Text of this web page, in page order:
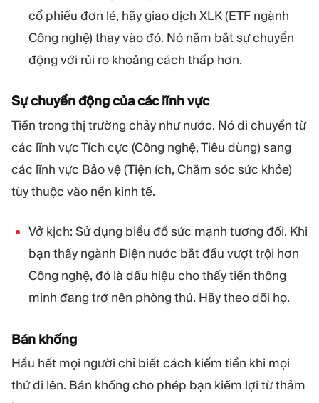
cổ phiếu đơn lẻ, hãy giao dịch XLK (ETF ngành
Công nghệ) thay vào đó. Nó nắm bắt sự chuyển
động với rủi ro khoảng cách thấp hơn.
Sự chuyển động của các lĩnh vực
Tiền trong thị trường chảy như nước. Nó di chuyển từ
các lĩnh vực Tích cực (Công nghệ, Tiêu dùng) sang
các lĩnh vực Bảo vệ (Tiện ích, Chăm sóc sức khỏe)
tùy thuộc vào nền kinh tế.
Vở kịch: Sử dụng biểu đồ sức mạnh tương đối. Khi
bạn thấy ngành Điện nước bắt đầu vượt trội hơn
Công nghệ, đó là dấu hiệu cho thấy tiền thông
minh đang trở nên phòng thủ. Hãy theo dõi họ.
Bán khống
Hầu hết mọi người chỉ biết cách kiếm tiền khi mọi
thứ đi lên. Bán khống cho phép bạn kiếm lợi từ thảm